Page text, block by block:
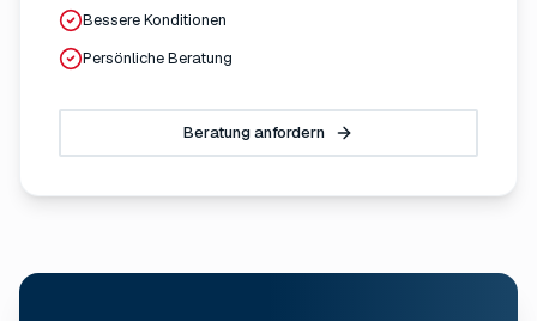
Bessere Konditionen
Persönliche Beratung
Beratung anfordern